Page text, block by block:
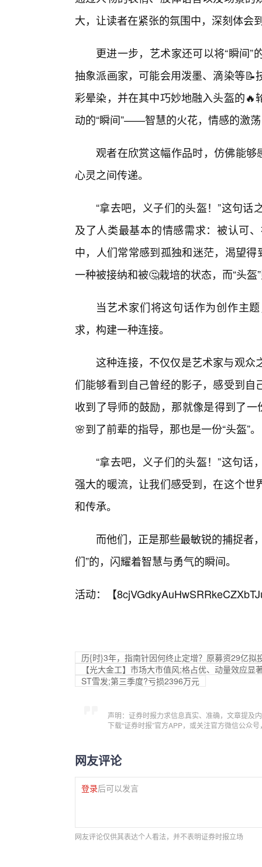
大，让读者在紧张的氛围中，深刻体会
更进一步，艺术家还可以将“瞬间
抽象派画家，可能会用泼墨、滴染等
彩晕染，并在其中巧妙地融入头盔的
动的“瞬间”——智慧的火花，情感的激
观者在欣赏这幅作品时，仿佛能够
心灵之间传递。
“拿去吧，义子们的头盔！”这句
及了人类最基本的情感需求：被认可
中，人们常常感到孤独和迷茫，渴望
一种被接纳和被🤔栽培的状态，而“头
当艺术家们将这句话作为创作主
求，构建一种连接。
这种连接，不仅仅是艺术家与观众
们能够看到自己曾经的影子，感受到
收到了导师的鼓励，那就像是得到了
🌸到了前辈的指导，那也是一份“头盔”。
“拿去吧，义子们的头盔！”这句
强大的暖流，让我们感受到，在这个
和传承。
而他们，正是那些最敏锐的捕捉者
们”的，闪耀着智慧与勇气的瞬间。
活动：【
历{时}3年，指南针因何终止定增？原募资29亿拟
【光大金工】市场大市值风;格占优、动量效应
ST雪发;第三季度?亏损2396万元
声明：证券时报力求信息真实、准确，文章提及
下载“证券时报”官方APP，或关注官方微信公众
网友评论
登录后可以发言
网友评论仅供其表达个人看法，并不表明证券时报立场